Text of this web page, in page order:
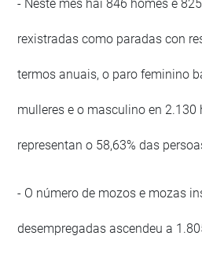
- Neste mes hai 846 homes e
rexistradas como paradas con
termos anuais, o paro feminino
mulleres e o masculino en 2.130
representan o 58,63% das
- O número de mozos e mozas
desempregadas ascendeu a